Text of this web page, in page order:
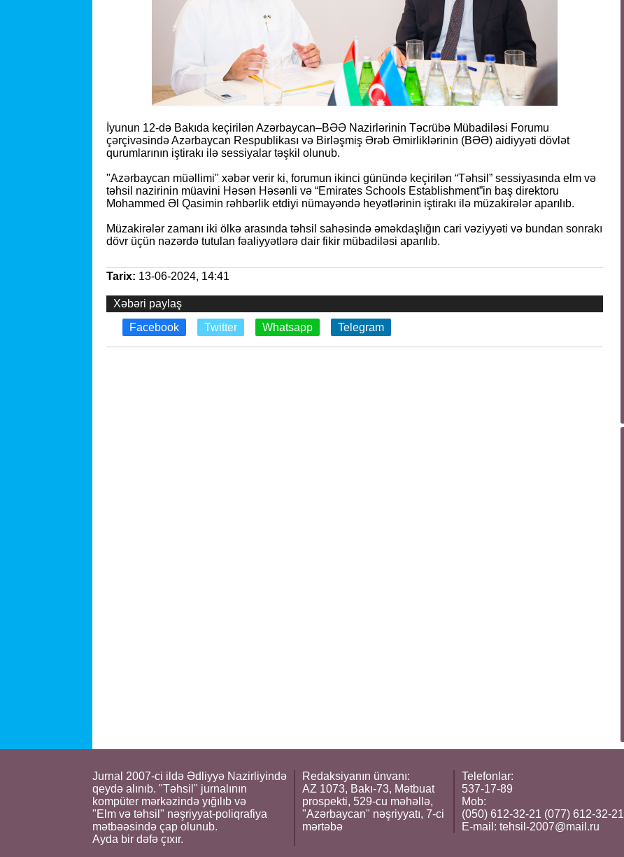
İyunun 12-də Bakıda keçirilən Azərbaycan–BƏƏ Nazirlərinin Təcrübə Mübadiləsi Forumu
çərçivəsində Azərbaycan Respublikası və Birləşmiş Ərəb Əmirliklərinin (BƏƏ) aidiyyəti dövlət
qurumlarının iştirakı ilə sessiyalar təşkil olunub.
"Azərbaycan müəllimi" xəbər verir ki, forumun ikinci günündə keçirilən “Təhsil” sessiyasında elm və
təhsil nazirinin müavini Həsən Həsənli və “Emirates Schools Establishment”in baş direktoru
Mohammed Əl Qasimin rəhbərlik etdiyi nümayəndə heyətlərinin iştirakı ilə müzakirələr aparılıb.
Müzakirələr zamanı iki ölkə arasında təhsil sahəsində əməkdaşlığın cari vəziyyəti və bundan sonrakı
dövr üçün nəzərdə tutulan fəaliyyətlərə dair fikir mübadiləsi aparılıb.
Tarix: 13-06-2024, 14:41
Xəbəri paylaş
Facebook
Twitter Whatsapp Telegram
Jurnal 2007-ci ildə Ədliyyə Nazirliyində
qeydə alınıb. "Təhsil" jurnalının
kompüter mərkəzində yığılıb və
"Elm və təhsil" nəşriyyat-poliqrafiya
mətbəəsində çap olunub.
Ayda bir dəfə çıxır.
Redaksiyanın ünvanı:
AZ 1073, Bakı-73, Mətbuat
prospekti, 529-cu məhəllə,
"Azərbaycan" nəşriyyatı, 7-ci
mərtəbə
Telefonlar:
537-17-89
Mob:
(050) 612-32-21 (077) 612-32-21
E-mail: tehsil-2007@mail.ru